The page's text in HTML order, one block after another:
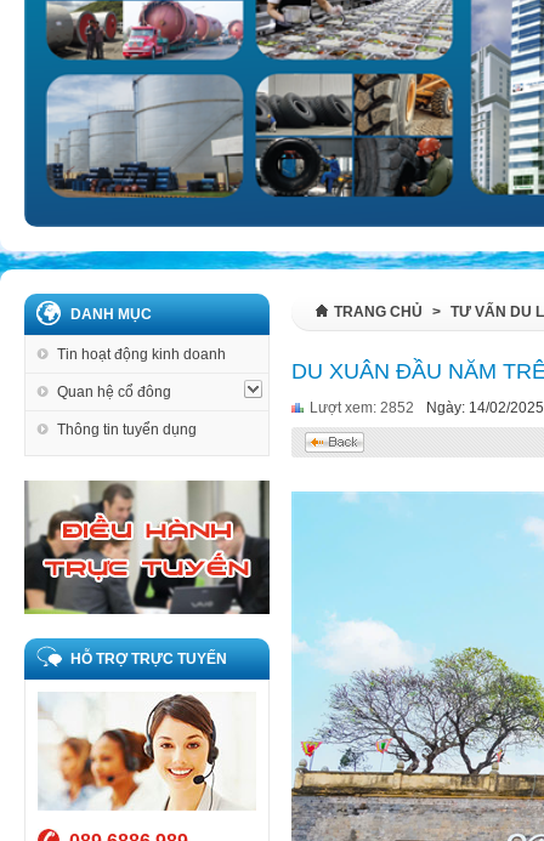
DANH MỤC
Tin hoạt động kinh doanh
Quan hệ cổ đông
Thông tin tuyển dụng
HỖ TRỢ TRỰC TUYẾN
TRANG CHỦ > TƯ VẤN DU
DU XUÂN ĐẦU NĂM
Lượt xem: 2852 Ngày: 14/02/2025